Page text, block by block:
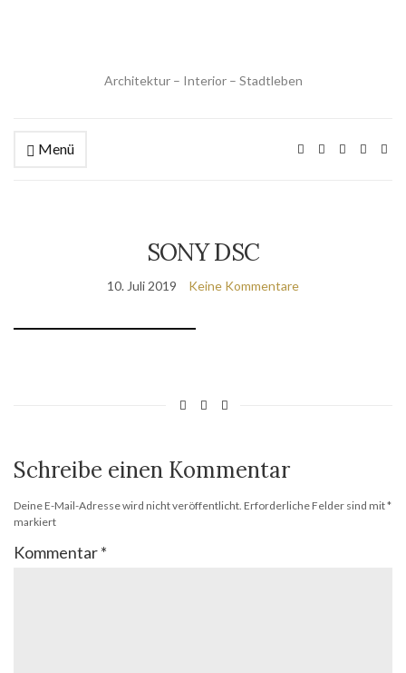
Architektur – Interior – Stadtleben
Menü
SONY DSC
10. Juli 2019 Keine Kommentare
Schreibe einen Kommentar
Deine E-Mail-Adresse wird nicht veröffentlicht. Erforderliche Felder sind mit*
markiert
Kommentar*